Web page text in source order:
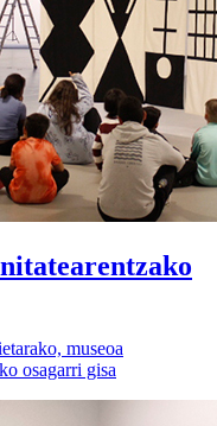
museoa
osagarri gisa